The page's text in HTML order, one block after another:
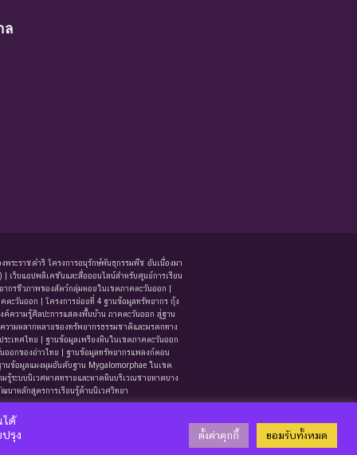
จ/นักวิจัย
.เบญจวรรณ ชิวปรีชา
ล
ระราชดำริ โครงการอนุรักษ์พันธุกรรมพืช อันเนื่องมา
เว็บแอปพลิเคชันและสื่อออนไลน์สำหรับศูนย์การเรียน
รชีวภาพของสัตว์กลุ่มหอยในเขตภาคตะวันออก |
ะวันออก | โครงการย่อยที่ 4 ฐานข้อมูลทรัพยากร กุ้ง
ค์ความรู้ศิลปะการแสดงพื้นบ้าน ภาคตะวันออก สู่ฐาน
ามหลากหลายของทรัพยากรธรรมชาติและมรดกทาง
เทศไทย | ฐานข้อมูลเพรียงหินในเขตภาคตะวันออก
ออกของอ่าวไทย | ฐานข้อมูลทรัพยากรแพลงก์ตอน
านข้อมูลแมงมุมอันดับฐาน Mygalomorphae ในเขต
รู้ระบบนิเวศหาดทรายและหาดหินบริเวณชายหาดบาง
าหลักสูตรการเรียนรู้ด้านนิเวศวิทยา
ได้
รุง
ตั้งค่าคุกกี้ ยอมรับทั้งหมด